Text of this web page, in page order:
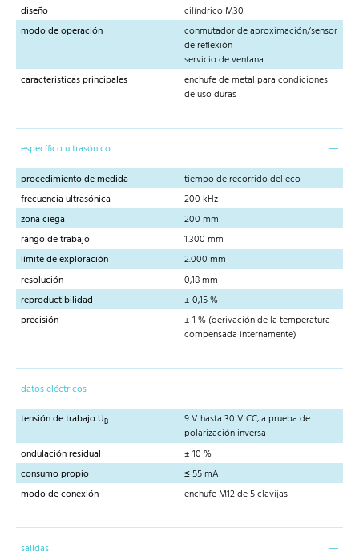
diseño
cilíndrico M30
modo de operación
conmutador de aproximación/sensor
de reflexión
servicio de ventana
caracteristicas principales
enchufe de metal para condiciones
de uso duras
específico ultrasónico
procedimiento de medida
tiempo de recorrido del eco
frecuencia ultrasónica
200 kHz
zona ciega
200 mm
rango de trabajo
1.300 mm
límite de exploración
2.000 mm
resolución
0,18 mm
reproductibilidad
± 0,15 %
precisión
± 1 % (derivación de la temperatura
compensada internamente)
datos eléctricos
tensión de trabajo UB
9 V hasta 30 V CC, a prueba de
polarización inversa
ondulación residual
± 10 %
consumo propio
≤ 55 mA
modo de conexión
enchufe M12 de 5 clavijas
salidas